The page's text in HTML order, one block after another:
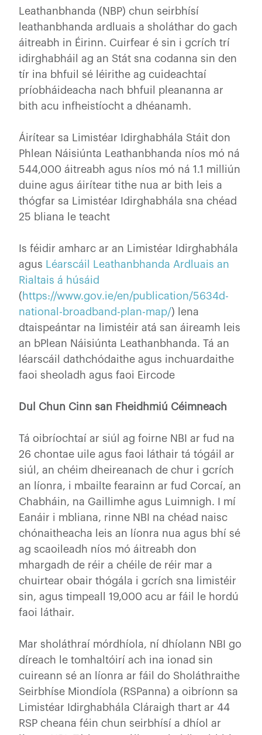
Leathanbhanda (NBP) chun seirbhísí
leathanbhanda ardluais a sholáthar do gach
áitreabh in Éirinn. Cuirfear é sin i gcrích trí
idirghabháil ag an Stát sna codanna sin den
tír ina bhfuil sé léirithe ag cuideachtaí
príobháideacha nach bhfuil pleananna ar
bith acu infheistíocht a dhéanamh.
Áirítear sa Limistéar Idirghabhála Stáit don
Phlean Náisiúnta Leathanbhanda níos mó ná
544,000 áitreabh agus níos mó ná 1.1 milliún
duine agus áirítear tithe nua ar bith leis a
thógfar sa Limistéar Idirghabhála sna chéad
25 bliana le teacht
Is féidir amharc ar an Limistéar Idirghabhála
agus
Léarscáil Leathanbhanda Ardluais an
Rialtais á húsáid
( https://www.gov.ie/en/publication/5634d-
national-broadband-plan-map/) lena
dtaispeántar na limistéir atá san áireamh leis
an bPlean Náisiúnta Leathanbhanda. Tá an
léarscáil dathchódaithe agus inchuardaithe
faoi sheoladh agus faoi Eircode
Dul Chun Cinn san Fheidhmiú Céimneach
Tá oibríochtaí ar siúl ag foirne NBI ar fud na
26 chontae uile agus faoi láthair tá tógáil ar
siúl, an chéim dheireanach de chur i gcrích
an líonra, i mbailte fearainn ar fud Corcaí, an
Chabháin, na Gaillimhe agus Luimnigh. I mí
Eanáir i mbliana, rinne NBI na chéad naisc
chónaitheacha leis an líonra nua agus bhí sé
ag scaoileadh níos mó áitreabh don
mhargadh de réir a chéile de réir mar a
chuirtear obair thógála i gcrích sna limistéir
sin, agus timpeall 19,000 acu ar fáil le hordú
faoi láthair.
Mar sholáthraí mórdhíola, ní dhíolann NBI go
díreach le tomhaltóirí ach ina ionad sin
cuireann sé an líonra ar fáil do Sholáthraithe
Seirbhíse Miondíola (RSPanna) a oibríonn sa
Limistéar Idirghabhála Cláraigh thart ar 44
RSP cheana féin chun seirbhísí a dhíol ar